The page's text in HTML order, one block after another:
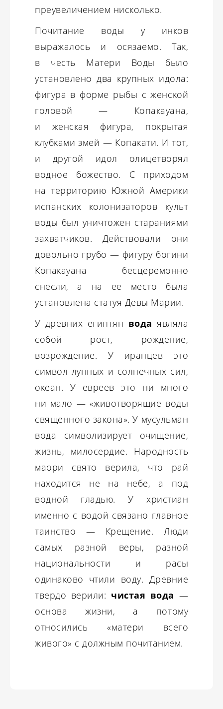
преувеличением нисколько.
Почитание воды у инков
выражалось и осязаемо. Так,
в честь Матери Воды было
установлено два крупных идола:
фигура в форме рыбы с женской
головой — Копакауана,
и женская фигура, покрытая
клубками змей — Копакати. И тот,
и другой идол олицетворял
водное божество. С приходом
на территорию Южной Америки
испанских колонизаторов культ
воды был уничтожен стараниями
захватчиков. Действовали они
довольно грубо — фигуру богини
Копакауана бесцеремонно
снесли, а на ее место была
установлена статуя Девы Марии.
У древних египтян вода являла
собой рост, рождение,
возрождение. У иранцев это
символ лунных и солнечных сил,
океан. У евреев это ни много
ни мало — «животворящие воды
священного закона». У мусульман
вода символизирует очищение,
жизнь, милосердие. Народность
маори свято верила, что рай
находится не на небе, а под
водной гладью. У христиан
именно с водой связано главное
таинство — Крещение. Люди
самых разной веры, разной
национальности и расы
одинаково чтили воду. Древние
твердо верили: чистая вода —
основа жизни, а потому
относились «матери всего
живого» с должным почитанием.